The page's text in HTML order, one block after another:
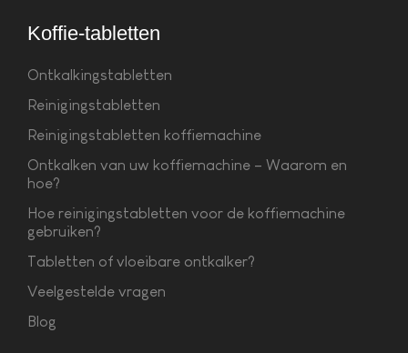
Koffie-tabletten
Ontkalkingstabletten
Reinigingstabletten
Reinigingstabletten koffiemachine
Ontkalken van uw koffiemachine – Waarom en
hoe?
Hoe reinigingstabletten voor de koffiemachine
gebruiken?
Tabletten of vloeibare ontkalker?
Veelgestelde vragen
Blog